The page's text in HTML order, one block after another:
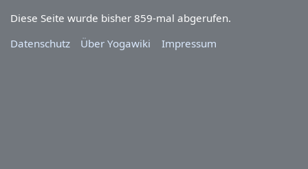
Diese Seite wurde bisher 859-mal abgerufen.
Datenschutz
Über Yogawiki Impressum